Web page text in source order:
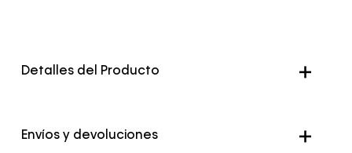
Detalles del Producto
Color Beige
Envíos y devoluciones